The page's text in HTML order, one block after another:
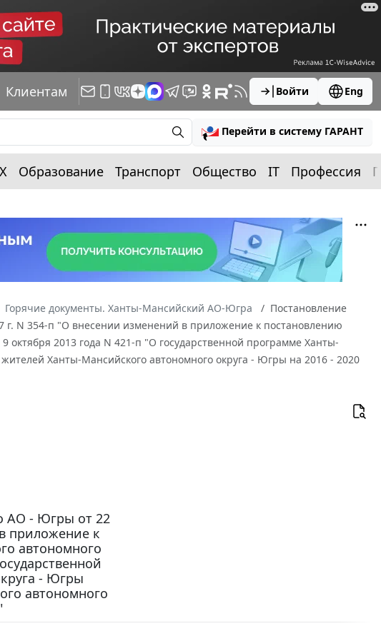
Клиентам Войти Eng
Перейти в систему ГАРАНТ
Образование Транспорт Общество IT Профессия
Горячие документы. Ханты-Мансийский АО-Югра
Постановление
N 354-п "О внесении изменений в приложение к постановлению
2013 года N 421-п "О государственной программе Ханты-
Ханты-Мансийского автономного округа - Югры на 2016 - 2020
АО - Югры от 22
приложение к
автономного
- Югры
автономного